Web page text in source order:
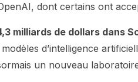
dont certains ont
milliards de dollars dans
d’intelligence
un nouveau